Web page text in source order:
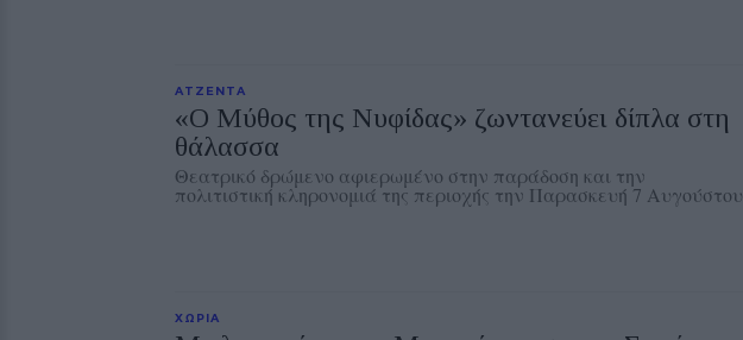
ΑΤΖΕΝΤΑ
«Ο Μύθος της Νυφίδας» ζωντανεύει δίπλα στη
θάλασσα
Θεατρικό δρώμενο αφιερωμένο στην παράδοση και την
πολιτιστική κληρονομιά της περιοχής την Παρασκευή 7 Αυγούστου
ΧΩΡΙΑ